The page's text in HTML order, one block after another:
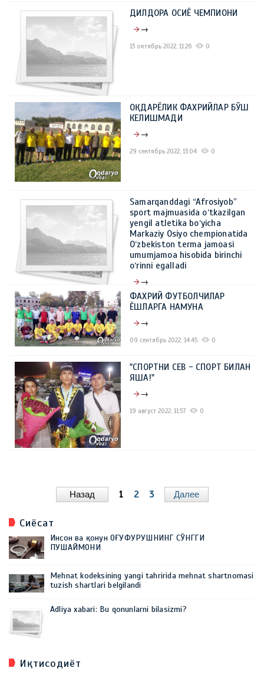
ДИЛДОРА ОСИЁ ЧЕМПИОНИ
→
13 октябрь 2022, 11:26 0
ОҚДАРЁЛИК ФАХРИЙЛАР БЎШ
КЕЛИШМАДИ
→
29 сентябрь 2022, 13:04 0
Samarqanddagi “Afrosiyob”
sport majmuasida o‘tkazilgan
yengil atletika bo‘yicha
Markaziy Osiyo chempionatida
O‘zbekiston terma jamoasi
umumjamoa hisobida birinchi
o‘rinni egalladi
→
27 сентябрь 2022, 13:51 0
ФАХРИЙ ФУТБОЛЧИЛАР
ЁШЛАРГА НАМУНА
→
09 сентябрь 2022, 14:45 0
"СПОРТНИ СЕВ - СПОРТ БИЛАН
ЯША!"
→
19 август 2022, 11:57 0
Назад 1 2 3 Далее
Сиёсат
Инсон ва қонун ОҒУФУРУШНИНГ СЎНГГИ
ПУШАЙМОНИ
Mehnat kodeksining yangi tahririda mehnat shartnomasi
tuzish shartlari belgilandi
Adliya xabari: Bu qonunlarni bilasizmi?
Иқтисодиёт